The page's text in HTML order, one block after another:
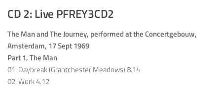
CD 2: Live PFREY3CD2
The Man and The Journey, performed at the Concertgebouw,
Amsterdam, 17 Sept 1969
Part 1, The Man
01. Daybreak (Grantchester Meadows) 8.14
02. Work 4.12